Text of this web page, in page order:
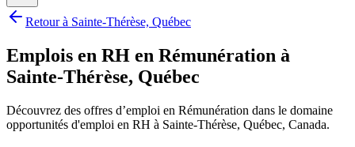
Retour à Sainte-Thérèse, Québec
Emplois en RH en Rémunération à
Sainte-Thérèse, Québec
Découvrez des offres d’emploi en Rémunération dans le domaine
opportunités d'emploi en RH à Sainte-Thérèse, Québec, Canada.